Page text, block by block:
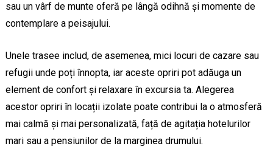
sau un vârf de munte oferă pe lângă odihnă și momente de
contemplare a peisajului.
Unele trasee includ, de asemenea, mici locuri de cazare sau
refugii unde poți înnopta, iar aceste opriri pot adăuga un
element de confort și relaxare în excursia ta. Alegerea
acestor opriri în locații izolate poate contribui la o atmosferă
mai calmă și mai personalizată, față de agitația hotelurilor
mari sau a pensiunilor de la marginea drumului.